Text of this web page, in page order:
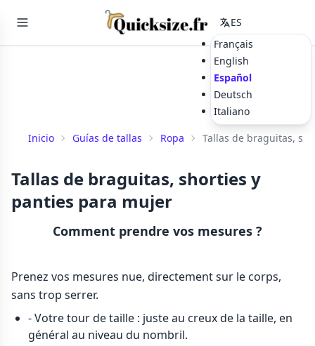
ES
Français
English
Español
Deutsch
Italiano
Inicio
Guías de tallas Ropa Tallas de braguitas,
Tallas de braguitas, shorties y
panties para mujer
Comment prendre vos mesures ?
Prenez vos mesures nue, directement sur le corps,
sans trop serrer.
- Votre tour de taille : juste au creux de la taille, en
général au niveau du nombril.